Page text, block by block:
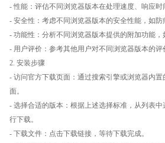
- 性能：评估不同浏览器版本在处理速度、响应时
- 安全性：考虑不同浏览器版本的安全性能，如防
- 功能性：分析不同浏览器版本提供的附加功能，
- 用户评价：参考其他用户对不同浏览器版本的评
2. 安装步骤
- 访问官方下载页面：通过搜索引擎或浏览器内
面。
- 选择合适的版本：根据上述选择标准，从列表
行下载。
- 下载文件：点击下载链接，等待下载完成。